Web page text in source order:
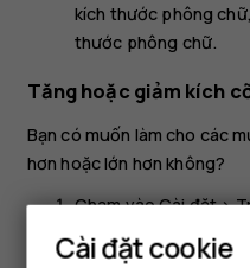
kích thước phông
thước phông chữ.
Tăng hoặc giảm kích
Bạn có muốn làm cho các
hơn hoặc lớn hơn không?
Chạm vàoCài đặt>
Chạm vàoKích thước
Cài đặt cookie